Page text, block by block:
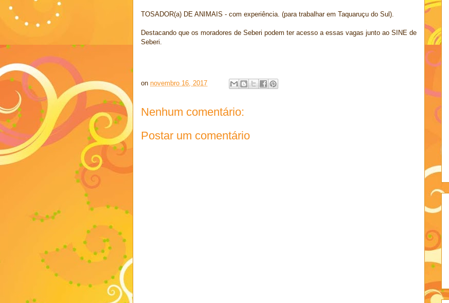
TOSADOR(a) DE ANIMAIS - com experiência. (para trabalhar em Taquaruçu do Sul).
Destacando que os moradores de Seberi podem ter acesso a essas vagas junto ao SINE de
Seberi.
on novembro 16, 2017
Nenhum comentário:
Postar um comentário